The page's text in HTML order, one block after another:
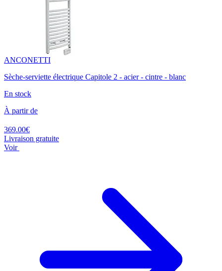
ANCONETTI
Sèche-serviette électrique Capitole 2 - acier - cintre - blanc
En stock
À partir de
369.00€
Livraison gratuite
Voir